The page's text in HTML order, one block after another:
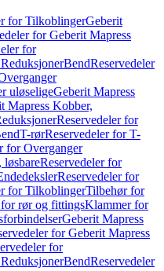
for TilkoblingerGeberit
for Geberit Mapress
for
BendReservedeler
uløseligeGeberit Mapress
Mapress Kobber,
Reservedeler for
T-rørReservedeler for T-
for Overganger
løsbareReservedeler for
Reservedeler for
for TilkoblingerTilbehør for
rør og fittingsKlammer for
Geberit Mapress
for Geberit Mapress
for
BendReservedeler